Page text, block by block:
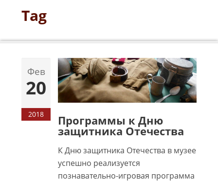
Tag
Фев
20
2018 Программы к Дню
защитника Отечества
К Дню защитника Отечества в музее
успешно реализуется
познавательно-игровая программа